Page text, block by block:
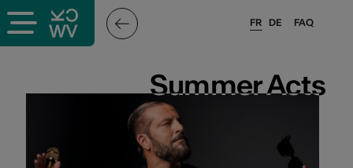
FAQ
FR DE
Summer Acts
Summer Acts